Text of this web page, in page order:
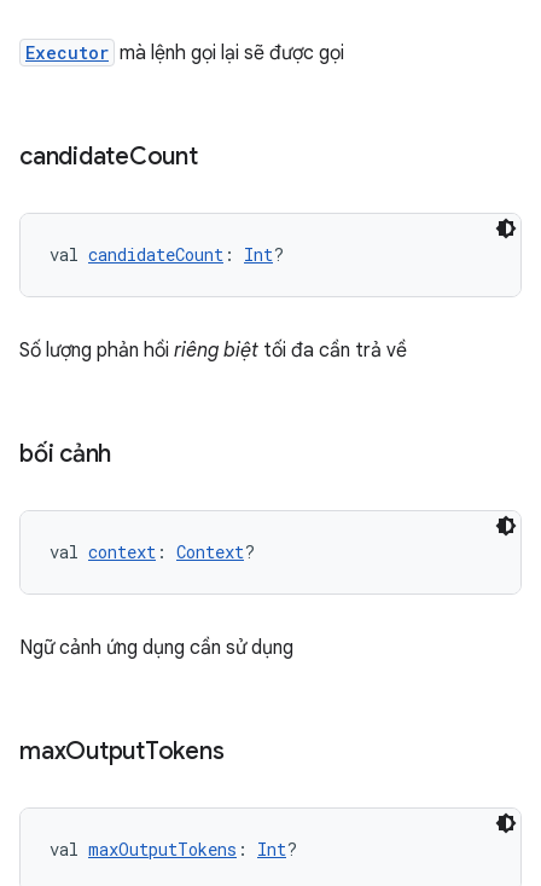
Executor mà lệnh gọi lại sẽ được gọi
candidateCount
val candidateCount : Int?
Số lượng phản hồi riêng biệt tối đa cần trả về
bối cảnh
val context : Context?
Ngữ cảnh ứng dụng cần sử dụng
maxOutputTokens
val maxOutputTokens : Int?